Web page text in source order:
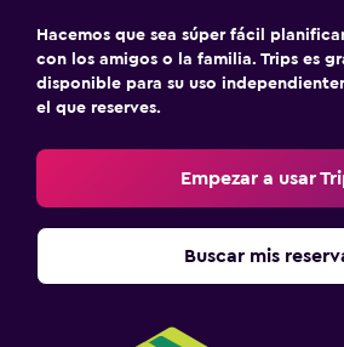
Hacemos que sea súper fácil
con los amigos o la familia. Trips es
disponible para su uso
el que reserves.
Empezar a usar
Buscar mis